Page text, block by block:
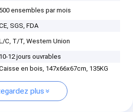
500 ensembles par mois
SGS, FDA
C, T/T, Western Union
10-12 jours ouvrables
en bois, 147x66x67cm, 135KG
plus